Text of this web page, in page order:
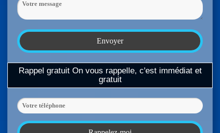
Rappel gratuit On vous rappelle, c'est immédiat et
gratuit